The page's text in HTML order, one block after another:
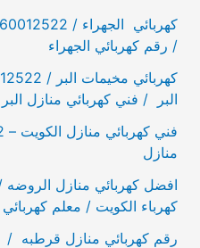
/ رقم كهربائي الجهراء
البر / فني كهربائي منازل البر
منازل
كهرباء الكويت / معلم كهربائي